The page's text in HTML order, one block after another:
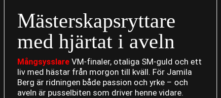
Mästerskapsryttare
med hjärtat i aveln
Mångsysslare VM-finaler, otaliga SM-guld och ett
liv med hästar från morgon till kväll. För Jamila
Berg är ridningen både passion och yrke – och
aveln är pusselbiten som driver henne vidare.